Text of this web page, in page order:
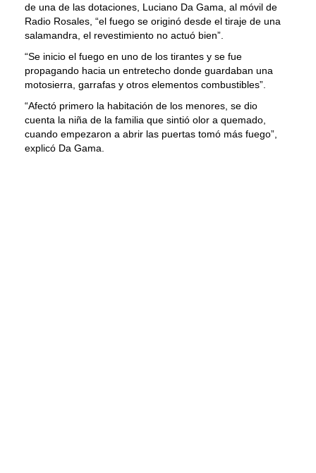
de una de las dotaciones, Luciano Da Gama, al móvil de
Radio Rosales, “el fuego se originó desde el tiraje de una
salamandra, el revestimiento no actuó bien”.
“Se inicio el fuego en uno de los tirantes y se fue
propagando hacia un entretecho donde guardaban una
motosierra, garrafas y otros elementos combustibles”.
“Afectó primero la habitación de los menores, se dio
cuenta la niña de la familia que sintió olor a quemado,
cuando empezaron a abrir las puertas tomó más fuego”,
explicó Da Gama.